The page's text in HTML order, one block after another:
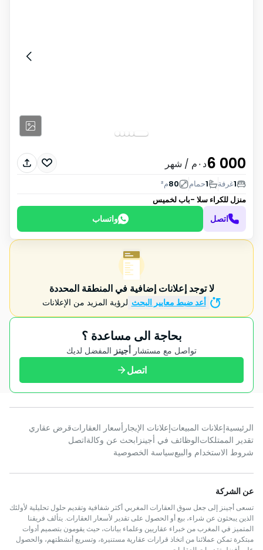
6 000د٠م / شهر
1غرفة 1حمام 80م²
منزل للكراء سلا -باب لخميس
اتصل واتساب
لا توجد إعلانات إضافية في المنطقة المحددة
أعد ضبط معايير البحث لرؤية المزيد من الإعلانات
بحاجة الى مساعدة ؟
تواصل مع مستشار أجينز المفضل لديك
اتصل
الرئيسيةإعلانات المبيعاتإعلانات الإيجار أسعار العقاراتقرض عقاري
تقدير الممتلكاتالوظائف في أجينز ابحث عن وكالةاتصل
شروط الاستخدام والبيعسياسة الخصوصية
عن الشركة
تسعى أجينز إلى جعل سوق العقارات المغربي أكثر شفافية وتقديم حلول تحليلية لأولئك
الذين يبحثون عن شراء، بيع أو الحصول على تقدير لأسعار العقارات. يتألف فريقنا
المتميز في المغرب من خبراء عقاريين وعلماء بيانات، حيث يقومون بتصميم أدوات
مبتكرة تمكن عملائنا من اتخاذ قرارات عقارية مستنيرة، وتسريع أنشطتهم، والحصول